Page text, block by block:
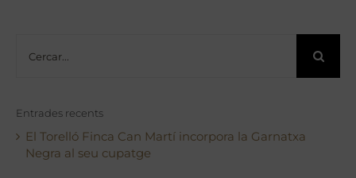
Entrades recents
El Torelló Finca Can Martí incorpora la Garnatxa
Negra al seu cupatge